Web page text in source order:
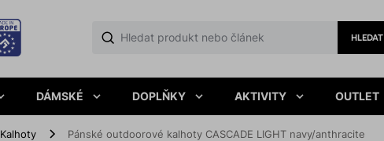
HLEDAT
DÁMSKÉ DOPLŇKY AKTIVITY OUTLET
Kalhoty Pánské outdoorové kalhoty CASCADE LIGHT navy/anthracite